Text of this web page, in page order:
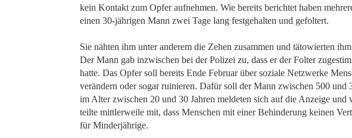
kein Kontakt zum Opfer aufnehmen. Wie bereits berichtet haben
einen 30-jährigen Mann zwei Tage lang festgehalten und gefoltert.
Sie nähten ihm unter anderem die Zehen zusammen und tätowierten
Der Mann gab inzwischen bei der Polizei zu, dass er der Folter
hatte. Das Opfer soll bereits Ende Februar über soziale Netzwerke
verändern oder sogar ruinieren. Dafür soll der Mann zwischen 500 und
im Alter zwischen 20 und 30 Jahren meldeten sich auf die Anzeige und
teilte mittlerweile mit, dass Menschen mit einer Behinderung keinen
für Minderjährige.